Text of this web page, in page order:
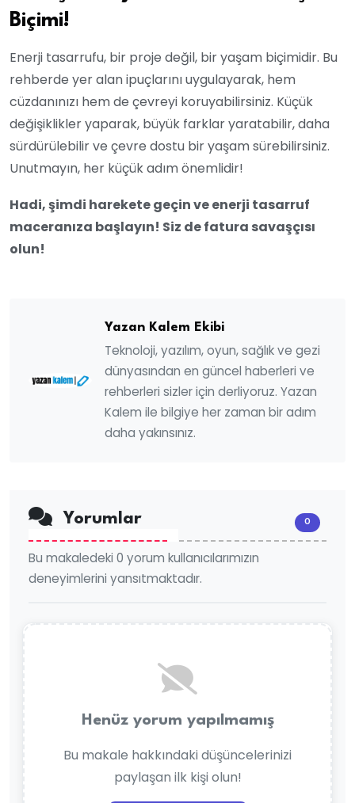
Biçimi!
Enerji tasarrufu, bir proje değil, bir yaşam biçimidir. Bu
rehberde yer alan ipuçlarını uygulayarak, hem
cüzdanınızı hem de çevreyi koruyabilirsiniz. Küçük
değişiklikler yaparak, büyük farklar yaratabilir, daha
sürdürülebilir ve çevre dostu bir yaşam sürebilirsiniz.
Unutmayın, her küçük adım önemlidir!
Hadi, şimdi harekete geçin ve enerji tasarruf
maceranıza başlayın! Siz de fatura savaşçısı
olun!
Yazan Kalem Ekibi
Teknoloji, yazılım, oyun, sağlık ve gezi
dünyasından en güncel haberleri ve
rehberleri sizler için derliyoruz. Yazan
Kalem ile bilgiye her zaman bir adım
daha yakınsınız.
Yorumlar 0
Bu makaledeki 0 yorum kullanıcılarımızın
deneyimlerini yansıtmaktadır.
Henüz yorum yapılmamış
Bu makale hakkındaki düşüncelerinizi
paylaşan ilk kişi olun!